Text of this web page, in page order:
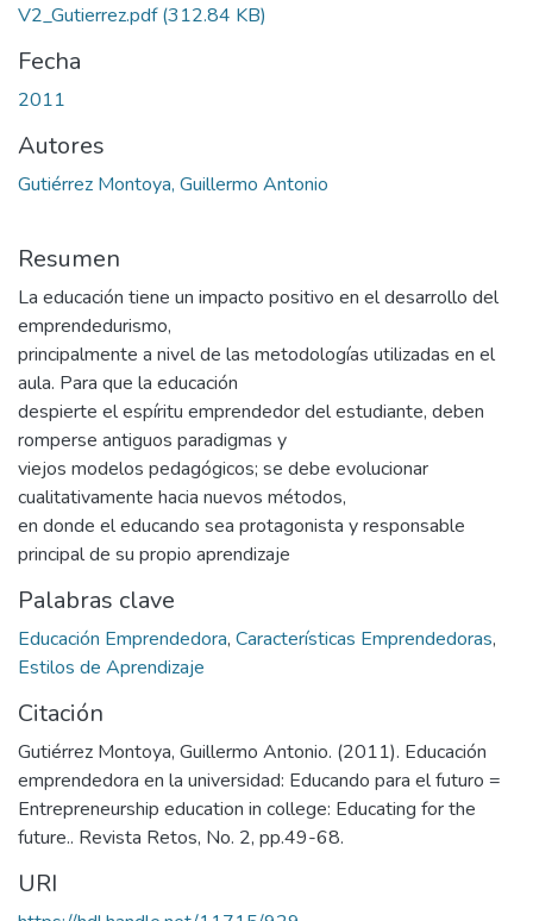
V2_Gutierrez.pdf(312.84 KB)
Fecha
2011
Autores
Gutiérrez Montoya, Guillermo Antonio
Resumen
La educación tiene un impacto positivo en el desarrollo del
emprendedurismo,
principalmente a nivel de las metodologías utilizadas en el
aula. Para que la educación
despierte el espíritu emprendedor del estudiante, deben
romperse antiguos paradigmas y
viejos modelos pedagógicos; se debe evolucionar
cualitativamente hacia nuevos métodos,
en donde el educando sea protagonista y responsable
principal de su propio aprendizaje
Palabras clave
Educación Emprendedora, Características Emprendedoras,
Estilos de Aprendizaje
Citación
Gutiérrez Montoya, Guillermo Antonio. (2011). Educación
emprendedora en la universidad: Educando para el futuro =
Entrepreneurship education in college: Educating for the
future.. Revista Retos, No. 2, pp.49-68.
URI